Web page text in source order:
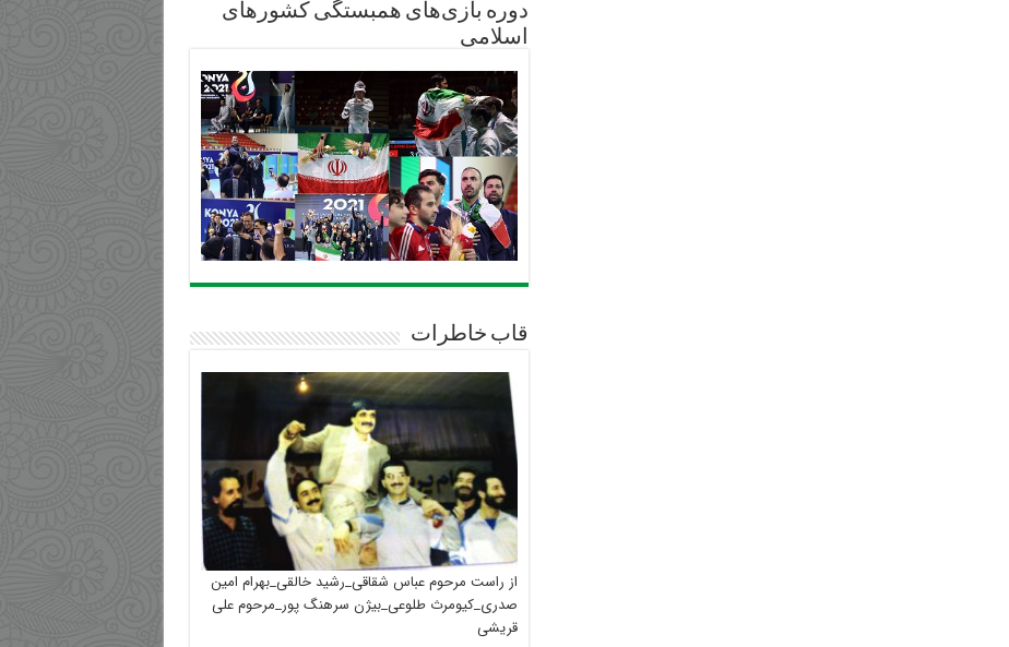
دوره بازی‌های همبستگی کشورهای
اسلامی
قاب خاطرات
از راست مرحوم عباس شقاقی_رشید خالقی_بهرام امین
صدری_کیومرث طلوعی_بیژن سرهنگ پور_مرحوم علی
قریشی